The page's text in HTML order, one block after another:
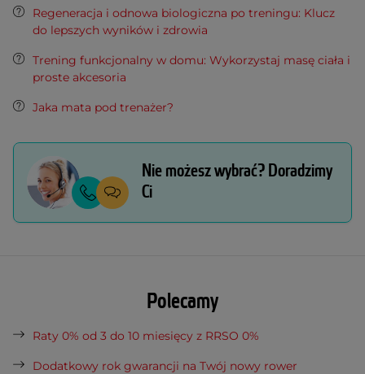
Regeneracja i odnowa biologiczna po treningu: Klucz
do lepszych wyników i zdrowia
Trening funkcjonalny w domu: Wykorzystaj masę ciała i
proste akcesoria
Jaka mata pod trenażer?
Nie możesz wybrać? Doradzimy
Ci
Polecamy
Raty 0% od 3 do 10 miesięcy z RRSO 0%
Dodatkowy rok gwarancji na Twój nowy rower